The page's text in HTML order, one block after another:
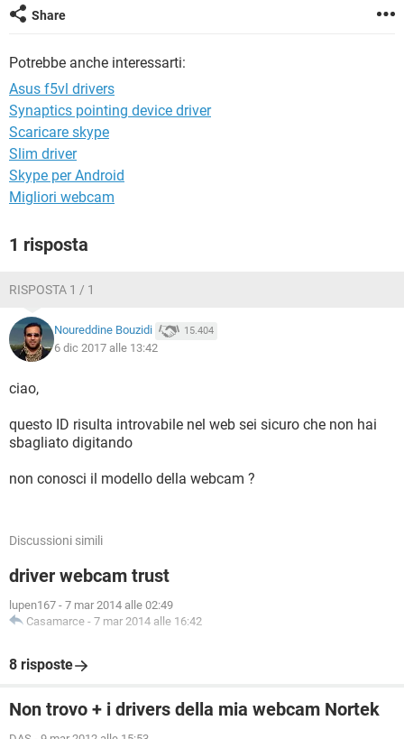
Share
Potrebbe anche interessarti:
Asus f5vl drivers
Synaptics pointing device driver
Scaricare skype
Slim driver
Skype per Android
Migliori webcam
1 risposta
RISPOSTA 1 / 1
Noureddine Bouzidi 15.404
6 dic 2017 alle 13:42
ciao,
questo ID risulta introvabile nel web sei sicuro che non hai
sbagliato digitando
non conosci il modello della webcam ?
Discussioni simili
driver webcam trust
lupen167 - 7 mar 2014 alle 02:49
Casamarce - 7 mar 2014 alle 16:42
8 risposte
Non trovo + i drivers della mia webcam Nortek